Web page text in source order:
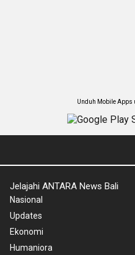
Unduh Mobile Apps
Jelajahi ANTARA News Bali
Nasional
Updates
Ekonomi
Humaniora